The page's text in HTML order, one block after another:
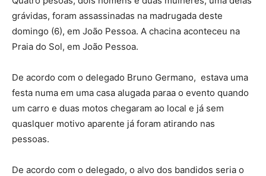
grávidas, foram assassinadas na madrugada deste
domingo (6), em João Pessoa. A chacina aconteceu na
Praia do Sol, em João Pessoa.
De acordo com o delegado Bruno Germano, estava uma
festa numa em uma casa alugada paraa o evento quando
um carro e duas motos chegaram ao local e já sem
quaslquer motivo aparente já foram atirando nas
pessoas.
De acordo com o delegado, o alvo dos bandidos seria o